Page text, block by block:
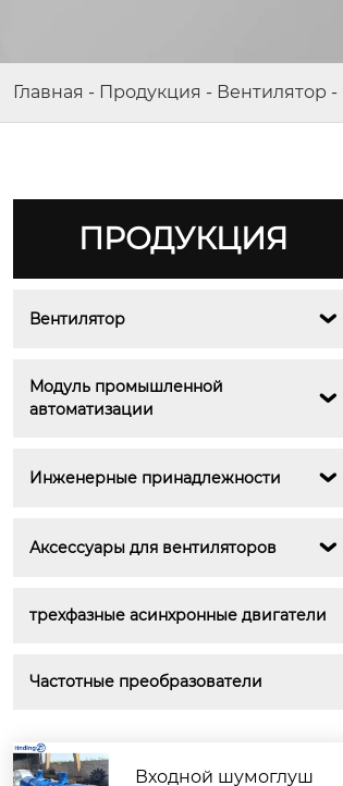
Главная - Продукция - Вентилятор -
ПРОДУКЦИЯ
Вентилятор 
Модуль промышленной
автоматизации

Инженерные принадлежности 
Аксессуары для вентиляторов 
трехфазные асинхронные двигатели
Частотные преобразователи
Входной шумоглуш